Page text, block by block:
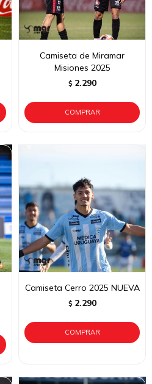
Camiseta de Miramar
Misiones 2025
$ 2.290
Camiseta Cerro 2025 NUEVA
$ 2.290